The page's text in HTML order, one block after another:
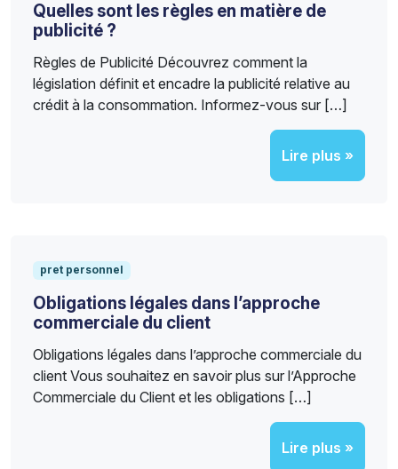
Quelles sont les règles en matière de
publicité ?
Règles de Publicité Découvrez comment la
législation définit et encadre la publicité relative au
crédit à la consommation. Informez-vous sur […]
Lire plus »
pret personnel
Obligations légales dans l’approche
commerciale du client
Obligations légales dans l’approche commerciale du
client Vous souhaitez en savoir plus sur l’Approche
Commerciale du Client et les obligations […]
Lire plus »